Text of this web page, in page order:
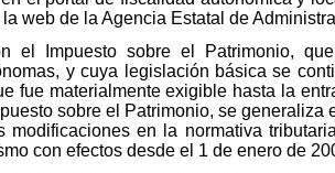
web de la Agencia Estatal de
el Impuesto sobre el Patrimonio,
y cuya legislación básica se
fue materialmente exigible hasta la
sobre el Patrimonio, se
modificaciones en la normativa
con efectos desde el 1 de enero de